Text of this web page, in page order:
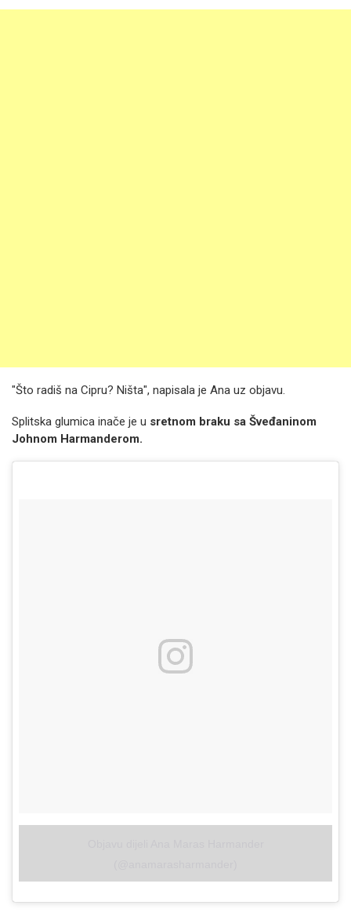
"Što radiš na Cipru? Ništa", napisala je Ana uz objavu.
Splitska glumica inače je u sretnom braku sa Šveđaninom
Johnom Harmanderom.